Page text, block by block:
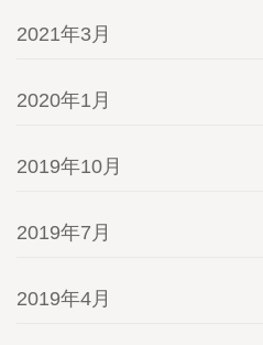
2021年3月
2020年1月
2019年10月
2019年7月
2019年4月